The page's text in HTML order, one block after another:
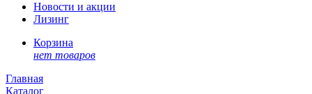
Новости и акции
Лизинг
Корзина
нет товаров
Главная
Каталог